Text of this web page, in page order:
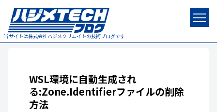
当サイトは株式会社ハジメクリエイトの技術ブログです
WSL環境に自動生成され
る:Zone.Identifierファイルの削除
方法